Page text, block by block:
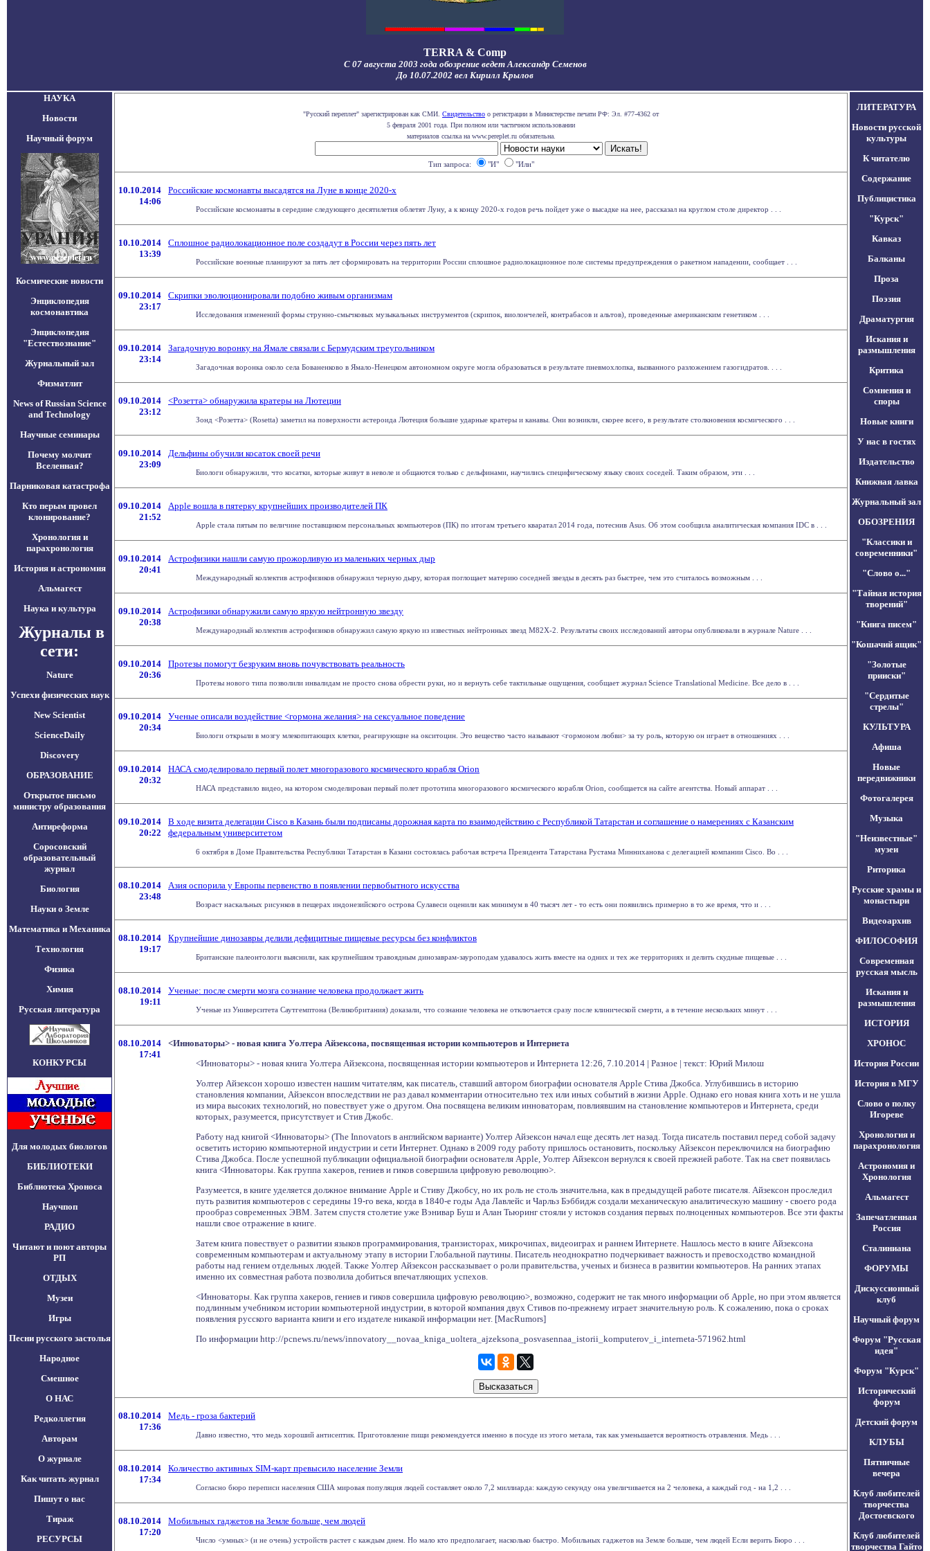
TERRA & Comp
С 07 августа 2003 года обозрение ведет Александр Семенов
До 10.07.2002 вел Кирилл Крылов
НАУКА
Новости
Научный форум
Космические новости
Энциклопедия
космонавтика
Энциклопедия
"Естествознание"
Журнальный зал
Физматлит
News of Russian Science
and Technology
Научные семинары
Почему молчит
Вселенная?
Парниковая катастрофа
Кто перым провел
клонирование?
Хронология и
парахронология
История и астрономия
Альмагест
Наука и культура
Журналы в
сети:
Nature
Успехи физических наук
New Scientist
ScienceDaily
Discovery
ОБРАЗОВАНИЕ
Открытое письмо
министру образования
Антиреформа
Соросовский
образовательный
журнал
Биология
Науки о Земле
Математика и Механика
Технология
Физика
Химия
Русская литература
КОНКУРСЫ
Для молодых биологов
БИБЛИОТЕКИ
Библиотека Хроноса
Научпоп
РАДИО
Читают и поют авторы
РП
ОТДЫХ
Музеи
Игры
Песни русского застолья
Народное
Смешное
О НАС
Редколлегия
Авторам
О журнале
Как читать журнал
Пишут о нас
Тираж
РЕСУРСЫ
"Русский переплет" зарегистрирован как СМИ. Свидетельство о регистрации в Министерстве печати РФ: Эл. #77-4362 от
5 февраля 2001 года. При полном или частичном использовании
материалов ссылка на www.pereplet.ru обязательна.
Тип запроса: "И" "Или"
10.10.2014
14:06
Российские космонавты высадятся на Луне в конце 2020-х
Российские космонавты в середине следующего десятилетия облетят Луну, а к концу 2020-х годов речь пойдет уже о высадке на нее, рассказал на круглом столе директор . . .
10.10.2014
13:39
Сплошное радиолокационное поле создадут в России через пять лет
Российские военные планируют за пять лет сформировать на территории России сплошное радиолокационное поле системы предупреждения о ракетном нападении, сообщает . . .
09.10.2014
23:17
Скрипки эволюционировали подобно живым организмам
Исследования изменений формы струнно-смычковых музыкальных инструментов (скрипок, виолончелей, контрабасов и альтов), проведенные американским генетиком . . .
09.10.2014
23:14
Загадочную воронку на Ямале связали с Бермудским треугольником
Загадочная воронка около села Бованенково в Ямало-Ненецком автономном округе могла образоваться в результате пневмохлопка, вызванного разложением газогидратов. . . .
09.10.2014
23:12
<Розетта> обнаружила кратеры на Лютеции
Зонд <Розетта> (Rosetta) заметил на поверхности астероида Лютеция большие ударные кратеры и канавы. Они возникли, скорее всего, в результате столкновения космического . . .
09.10.2014
23:09
Дельфины обучили косаток своей речи
Биологи обнаружили, что косатки, которые живут в неволе и общаются только с дельфинами, научились специфическому языку своих соседей. Таким образом, эти . . .
09.10.2014
21:52
Apple вошла в пятерку крупнейших производителей ПК
Apple стала пятым по величине поставщиком персональных компьютеров (ПК) по итогам третьего кваратал 2014 года, потеснив Asus. Об этом сообщила аналитическая компания IDC в . . .
09.10.2014
20:41
Астрофизики нашли самую прожорливую из маленьких черных дыр
Международный коллектив астрофизиков обнаружил черную дыру, которая поглощает материю соседней звезды в десять раз быстрее, чем это считалось возможным . . .
09.10.2014
20:38
Астрофизики обнаружили самую яркую нейтронную звезду
Международный коллектив астрофизиков обнаружил самую яркую из известных нейтронных звезд M82X-2. Результаты своих исследований авторы опубликовали в журнале Nature . . .
09.10.2014
20:36
Протезы помогут безруким вновь почувствовать реальность
Протезы нового типа позволили инвалидам не просто снова обрести руки, но и вернуть себе тактильные ощущения, сообщает журнал Science Translational Medicine. Все дело в . . .
09.10.2014
20:34
Ученые описали воздействие <гормона желания> на сексуальное поведение
Биологи открыли в мозгу млекопитающих клетки, реагирующие на окситоцин. Это вещество часто называют <гормоном любви> за ту роль, которую он играет в отношениях . . .
09.10.2014
20:32
НАСА смоделировало первый полет многоразового космического корабля Orion
НАСА представило видео, на котором смоделирован первый полет прототипа многоразового космического корабля Orion, сообщается на сайте агентства. Новый аппарат . . .
09.10.2014
20:22
В ходе визита делегации Cisco в Казань были подписаны дорожная карта по взаимодействию с Республикой Татарстан и соглашение о намерениях с Казанским
федеральным университетом
6 октября в Доме Правительства Республики Татарстан в Казани состоялась рабочая встреча Президента Татарстана Рустама Минниханова с делегацией компании Cisco. Во . . .
08.10.2014
23:48
Азия оспорила у Европы первенство в появлении первобытного искусства
Возраст наскальных рисунков в пещерах индонезийского острова Сулавеси оценили как минимум в 40 тысяч лет - то есть они появились примерно в то же время, что и . . .
08.10.2014
19:17
Крупнейшие динозавры делили дефицитные пищевые ресурсы без конфликтов
Британские палеонтологи выяснили, как крупнейшим травоядным динозаврам-зауроподам удавалось жить вместе на одних и тех же территориях и делить скудные пищевые . . .
08.10.2014
19:11
Ученые: после смерти мозга сознание человека продолжает жить
Ученые из Университета Саутгемптона (Великобритания) доказали, что сознание человека не отключается сразу после клинической смерти, а в течение нескольких минут . . .
08.10.2014
17:41
<Инноваторы> - новая книга Уолтера Айзексона, посвященная истории компьютеров и Интернета
<Инноваторы> - новая книга Уолтера Айзексона, посвященная истории компьютеров и Интернета 12:26, 7.10.2014 | Разное | текст: Юрий Милош
Уолтер Айзексон хорошо известен нашим читателям, как писатель, ставший автором биографии основателя Apple Стива Джобса. Углубившись в историю
становления компании, Айзексон впоследствии не раз давал комментарии относительно тех или иных событий в жизни Apple. Однако его новая книга хоть и не ушла
из мира высоких технологий, но повествует уже о другом. Она посвящена великим инноваторам, повлиявшим на становление компьютеров и Интернета, среди
которых, разумеется, присутствует и Стив Джобс.
Работу над книгой <Инноваторы> (The Innovators в английском варианте) Уолтер Айзексон начал еще десять лет назад. Тогда писатель поставил перед собой задачу
осветить историю компьютерной индустрии и сети Интернет. Однако в 2009 году работу пришлось остановить, поскольку Айзексон переключился на биографию
Стива Джобса. После успешной публикации официальной биографии основателя Apple, Уолтер Айзексон вернулся к своей прежней работе. Так на свет появилась
книга <Инноваторы. Как группа хакеров, гениев и гиков совершила цифровую революцию>.
Разумеется, в книге уделяется должное внимание Apple и Стиву Джобсу, но их роль не столь значительна, как в предыдущей работе писателя. Айзексон проследил
путь развития компьютеров с середины 19-го века, когда в 1840-е годы Ада Лавлейс и Чарльз Бэббидж создали механическую аналитическую машину - своего рода
прообраз современных ЭВМ. Затем спустя столетие уже Вэнивар Буш и Алан Тьюринг стояли у истоков создания первых полноценных компьютеров. Все эти факты
нашли свое отражение в книге.
Затем книга повествует о развитии языков программирования, транзисторах, микрочипах, видеоиграх и раннем Интернете. Нашлось место в книге Айзексона
современным компьютерам и актуальному этапу в истории Глобальной паутины. Писатель неоднократно подчеркивает важность и превосходство командной
работы над гением отдельных людей. Также Уолтер Айзексон рассказывает о роли правительства, ученых и бизнеса в развитии компьютеров. На ранних этапах
именно их совместная работа позволила добиться впечатляющих успехов.
<Инноваторы. Как группа хакеров, гениев и гиков совершила цифровую революцию>, возможно, содержит не так много информации об Apple, но при этом является
подлинным учебником истории компьютерной индустрии, в которой компания двух Стивов по-прежнему играет значительную роль. К сожалению, пока о сроках
появления русского варианта книги и его издателе никакой информации нет. [MacRumors]
По информации http://pcnews.ru/news/innovatory__novaa_kniga_uoltera_ajzeksona_posvasennaa_istorii_komputerov_i_interneta-571962.html
08.10.2014
17:36
Медь - гроза бактерий
Давно известно, что медь хороший антисептик. Приготовление пищи рекомендуется именно в посуде из этого метала, так как уменьшается вероятность отравления. Медь . . .
08.10.2014
17:34
Количество активных SIM-карт превысило население Земли
Согласно бюро переписи населения США мировая популяция людей составляет около 7,2 миллиарда: каждую секунду она увеличивается на 2 человека, а каждый год - на 1,2 . . .
08.10.2014
17:20
Мобильных гаджетов на Земле больше, чем людей
Число <умных> (и не очень) устройств растет с каждым днем. Но мало кто предполагает, насколько быстро. Мобильных гаджетов на Земле больше, чем людей Если верить Бюро . . .
ЛИТЕРАТУРА
Новости русской
культуры
К читателю
Содержание
Публицистика
"Курск"
Кавказ
Балканы
Проза
Поэзия
Драматургия
Искания и
размышления
Критика
Сомнения и
споры
Новые книги
У нас в гостях
Издательство
Книжная лавка
Журнальный зал
ОБОЗРЕНИЯ
"Классики и
современники"
"Слово о..."
"Тайная история
творений"
"Книга писем"
"Кошачий ящик"
"Золотые
прииски"
"Сердитые
стрелы"
КУЛЬТУРА
Афиша
Новые
передвижники
Фотогалерея
Музыка
"Неизвестные"
музеи
Риторика
Русские храмы и
монастыри
Видеоархив
ФИЛОСОФИЯ
Современная
русская мысль
Искания и
размышления
ИСТОРИЯ
ХРОНОС
История России
История в МГУ
Слово о полку
Игореве
Хронология и
парахронология
Астрономия и
Хронология
Альмагест
Запечатленная
Россия
Сталиниана
ФОРУМЫ
Дискуссионный
клуб
Научный форум
Форум "Русская
идея"
Форум "Курск"
Исторический
форум
Детский форум
КЛУБЫ
Пятничные
вечера
Клуб любителей
творчества
Достоевского
Клуб любителей
творчества Гайто